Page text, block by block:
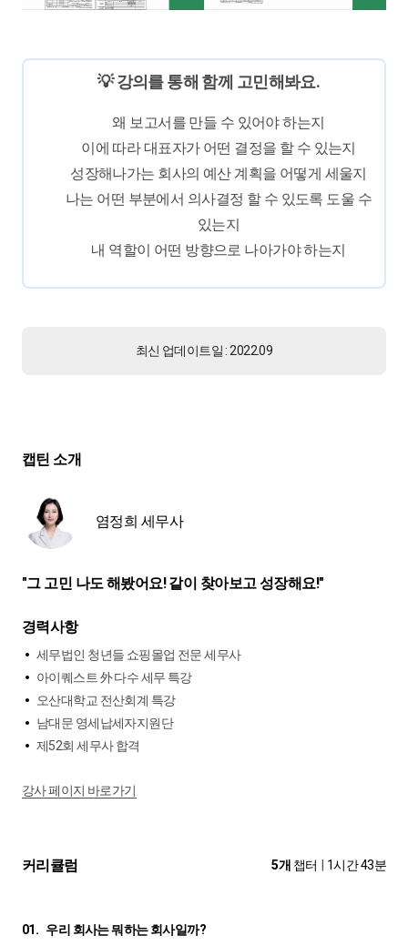
💡 강의를 통해 함께 고민해봐요.
왜 보고서를 만들 수 있어야 하는지
이에 따라 대표자가 어떤 결정을 할 수 있는지
성장해나가는 회사의 예산 계획을 어떻게 세울지
나는 어떤 부분에서 의사결정 할 수 있도록 도울 수
있는지
내 역할이 어떤 방향으로 나아가야 하는지
최신 업데이트일 : 2022.09
캡틴 소개
염정희 세무사
"그 고민 나도 해봤어요! 같이 찾아보고 성장해요!"
경력사항
세무법인 청년들 쇼핑몰업 전문 세무사
아이퀘스트 外 다수 세무 특강
오산대학교 전산회계 특강
남대문 영세납세자지원단
제52회 세무사 합격
강사 페이지 바로가기
커리큘럼 5개 챕터 1시간 43분
01. 우리 회사는 뭐하는 회사일까?